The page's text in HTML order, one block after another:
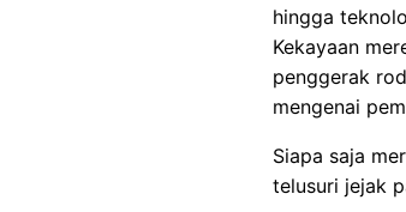
hingga
Kekayaan
penggerak
mengenai
Siapa saja
telusuri jejak